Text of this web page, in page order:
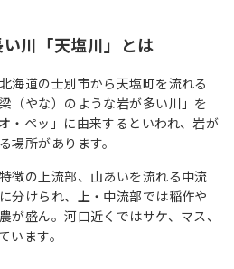
川「天塩川」とは
海道の士別市から天塩町を流れる
（やな）のような岩が多い川」を
・ペッ」に由来するといわれ、岩が
場所があります。
徴の上流部、山あいを流れる中流
分けられ、上・中流部では稲作や
が盛ん。河口近くではサケ、マス、
います。